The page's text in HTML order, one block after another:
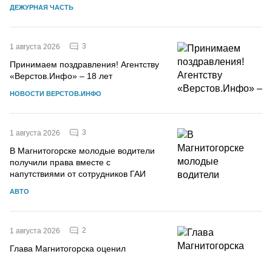
ДЕЖУРНАЯ ЧАСТЬ
1 августа 2026 3
Принимаем поздравления! Агентству
«Верстов.Инфо» – 18 лет
НОВОСТИ ВЕРСТОВ.ИНФО
1 августа 2026 3
В Магнитогорске молодые водители
получили права вместе с
напутствиями от сотрудников ГАИ
АВТО
1 августа 2026 2
Глава Магнитогорска оценил